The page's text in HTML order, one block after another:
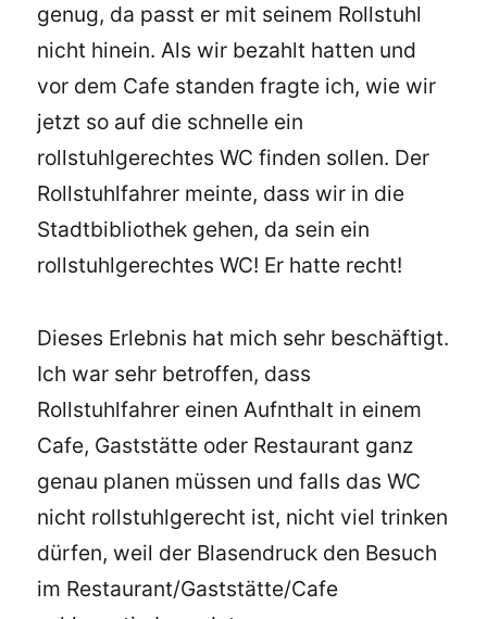
genug, da passt er mit seinem Rollstuhl
nicht hinein. Als wir bezahlt hatten und
vor dem Cafe standen fragte ich, wie wir
jetzt so auf die schnelle ein
rollstuhlgerechtes WC finden sollen. Der
Rollstuhlfahrer meinte, dass wir in die
Stadtbibliothek gehen, da sein ein
rollstuhlgerechtes WC! Er hatte recht!
Dieses Erlebnis hat mich sehr beschäftigt.
Ich war sehr betroffen, dass
Rollstuhlfahrer einen Aufnthalt in einem
Cafe, Gaststätte oder Restaurant ganz
genau planen müssen und falls das WC
nicht rollstuhlgerecht ist, nicht viel trinken
dürfen, weil der Blasendruck den Besuch
im Restaurant/Gaststätte/Cafe